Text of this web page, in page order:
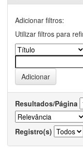
Adicionar filtros:
Utilizar filtros para
Resultados/Página
Registro(s)